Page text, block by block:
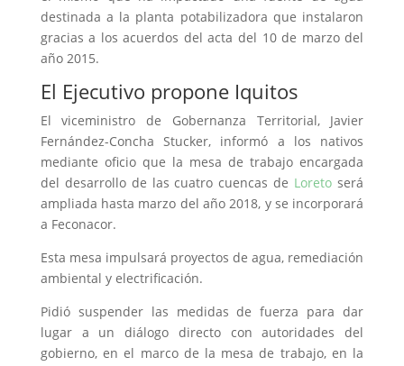
destinada a la planta potabilizadora que instalaron
gracias a los acuerdos del acta del 10 de marzo del
año 2015.
El Ejecutivo propone Iquitos
El viceministro de Gobernanza Territorial, Javier
Fernández-Concha Stucker, informó a los nativos
mediante oficio que la mesa de trabajo encargada
del desarrollo de las cuatro cuencas de Loreto será
ampliada hasta marzo del año 2018, y se incorporará
a Feconacor.
Esta mesa impulsará proyectos de agua, remediación
ambiental y electrificación.
Pidió suspender las medidas de fuerza para dar
lugar a un diálogo directo con autoridades del
gobierno, en el marco de la mesa de trabajo, en la